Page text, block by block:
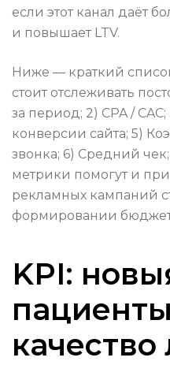
если этот канал даёт
и повышает LTV.
Ниже — краткий
стоит отслеживать
за период; 2) CPA /
конверсии сайта; 5)
звонка; 6) Средний чек;
метрики помогут и
рекламных кампаний
формировании
KPI: